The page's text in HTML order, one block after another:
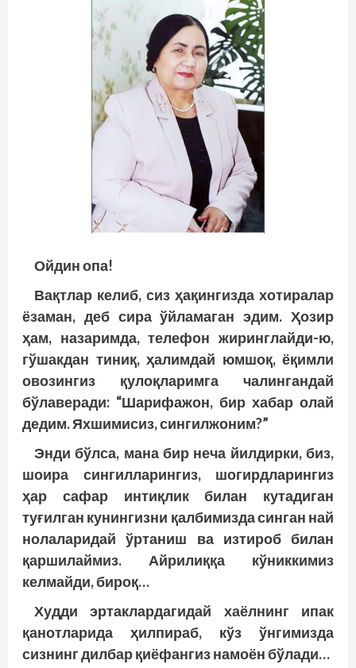
Ойдин опа!
Вақтлар келиб, сиз ҳақингизда хотиралар
ёзаман, деб сира ўйламаган эдим. Ҳозир
ҳам, назаримда, телефон жиринглайди-ю,
гўшакдан тиниқ, ҳалимдай юмшоқ, ёқимли
овозингиз қулоқларимга чалингандай
бўлаверади: “Шарифажон, бир хабар олай
дедим. Яхшимисиз, сингилжоним?”
Энди бўлса, мана бир неча йилдирки, биз,
шоира сингилларингиз, шогирдларингиз
ҳар сафар интиқлик билан кутадиган
туғилган кунингизни қалбимизда синган най
нолаларидай ўртаниш ва изтироб билан
қаршилаймиз. Айрилиққа кўниккимиз
келмайди, бироқ…
Худди эртаклардагидай хаёлнинг ипак
қанотларида ҳилпираб, кўз ўнгимизда
сизнинг дилбар қиёфангиз намоён бўлади…